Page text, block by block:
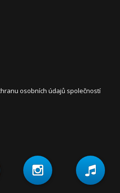
osobních údajů společností